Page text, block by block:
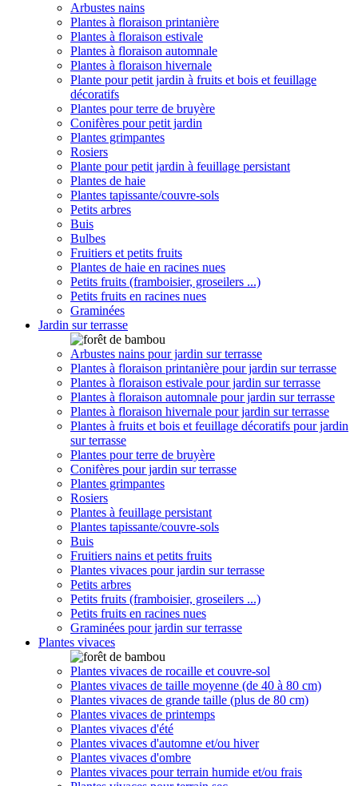
Arbustes nains
Plantes à floraison printanière
Plantes à floraison estivale
Plantes à floraison automnale
Plantes à floraison hivernale
Plante pour petit jardin à fruits et bois et feuillage
décoratifs
Plantes pour terre de bruyère
Conifères pour petit jardin
Plantes grimpantes
Rosiers
Plante pour petit jardin à feuillage persistant
Plantes de haie
Plantes tapissante/couvre-sols
Petits arbres
Buis
Bulbes
Fruitiers et petits fruits
Plantes de haie en racines nues
Petits fruits (framboisier, groseilers ...)
Petits fruits en racines nues
Graminées
Jardin sur terrasse
Arbustes nains pour jardin sur terrasse
Plantes à floraison printanière pour jardin sur terrasse
Plantes à floraison estivale pour jardin sur terrasse
Plantes à floraison automnale pour jardin sur terrasse
Plantes à floraison hivernale pour jardin sur terrasse
Plantes à fruits et bois et feuillage décoratifs pour jardin
sur terrasse
Plantes pour terre de bruyère
Conifères pour jardin sur terrasse
Plantes grimpantes
Rosiers
Plantes à feuillage persistant
Plantes tapissante/couvre-sols
Buis
Fruitiers nains et petits fruits
Plantes vivaces pour jardin sur terrasse
Petits arbres
Petits fruits (framboisier, groseilers ...)
Petits fruits en racines nues
Graminées pour jardin sur terrasse
Plantes vivaces
Plantes vivaces de rocaille et couvre-sol
Plantes vivaces de taille moyenne (de 40 à 80 cm)
Plantes vivaces de grande taille (plus de 80 cm)
Plantes vivaces de printemps
Plantes vivaces d'été
Plantes vivaces d'automne et/ou hiver
Plantes vivaces d'ombre
Plantes vivaces pour terrain humide et/ou frais